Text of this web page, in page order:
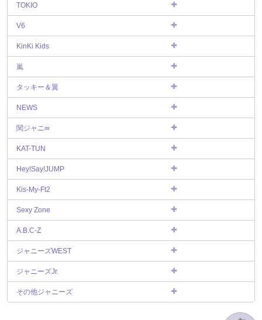
TOKIO
V6
KinKi Kids
嵐
タッキー＆翼
NEWS
関ジャニ∞
KAT-TUN
Hey!Say!JUMP
Kis-My-Ft2
Sexy Zone
A.B.C-Z
ジャニーズWEST
ジャニーズJr.
その他ジャニーズ